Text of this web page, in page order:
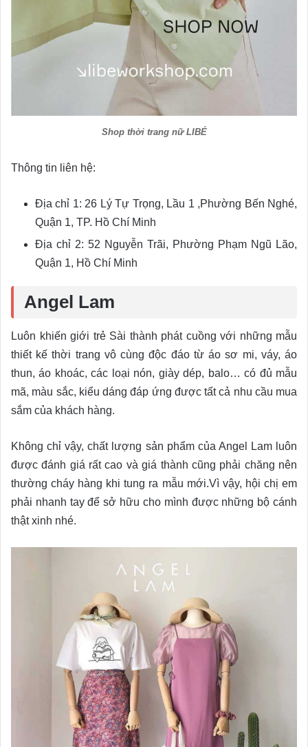
Shop thời trang nữ LIBÉ
Thông tin liên hệ:
Địa chỉ 1: 26 Lý Tự Trọng, Lầu 1 ,Phường Bến Nghé,
Quận 1, TP. Hồ Chí Minh
Địa chỉ 2: 52 Nguyễn Trãi, Phường Phạm Ngũ Lão,
Quận 1, Hồ Chí Minh
Angel Lam
Luôn khiến giới trẻ Sài thành phát cuồng với những mẫu
thiết kế thời trang vô cùng độc đáo từ áo sơ mi, váy, áo
thun, áo khoác, các loại nón, giày dép, balo… có đủ mẫu
mã, màu sắc, kiểu dáng đáp ứng được tất cả nhu cầu mua
sắm của khách hàng.
Không chỉ vậy, chất lượng sản phẩm của Angel Lam luôn
được đánh giá rất cao và giá thành cũng phải chăng nên
thường cháy hàng khi tung ra mẫu mới.Vì vậy, hội chị em
phải nhanh tay để sở hữu cho mình được những bộ cánh
thật xinh nhé.